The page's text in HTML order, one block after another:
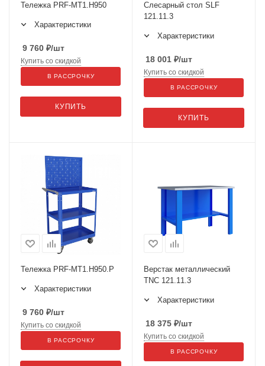
Тележка PRF-МT1.H950
Характеристики
9 760 ₽/шт
КУПИТЬ
Купить со скидкой
В РАССРОЧКУ
Слесарный стол SLF
121.11.3
Характеристики
18 001 ₽/шт
КУПИТЬ
Купить со скидкой
В РАССРОЧКУ
Тележка PRF-МT1.H950.Р
Характеристики
9 760 ₽/шт
Купить со скидкой
В РАССРОЧКУ
Верстак металлический
TNC 121.11.3
Характеристики
18 375 ₽/шт
Купить со скидкой
В РАССРОЧКУ